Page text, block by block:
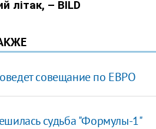
совещание по ЕВРО
судьба "Формулы-1"